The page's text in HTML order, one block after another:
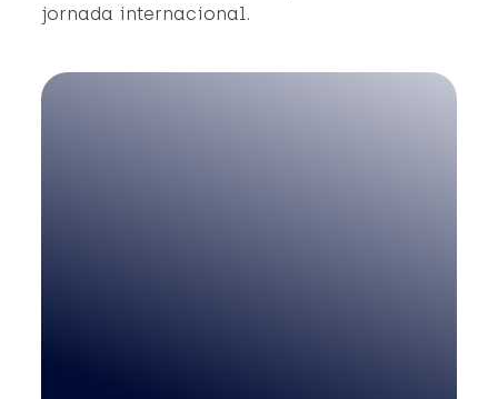
jornada internacional.